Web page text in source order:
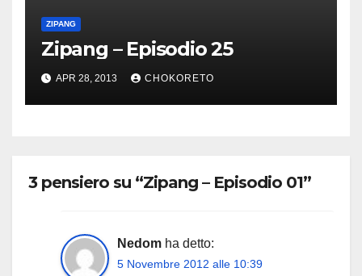
ZIPANG
Zipang – Episodio 25
APR 28, 2013 CHOKORETO
3 pensiero su “Zipang – Episodio 01”
Nedom ha detto:
5 Novembre 2012 alle 10:39